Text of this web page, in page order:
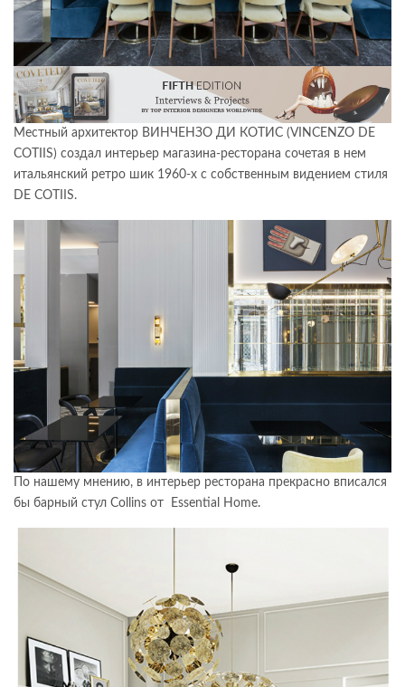
Местный архитектор ВИНЧЕНЗО ДИ КОТИС (VINCENZO DE
COTIIS) создал интерьер магазина-ресторана сочетая в нем
итальянский ретро шик 1960-х с собственным видением стиля
DE COTIIS.
По нашему мнению, в интерьер ресторана прекрасно вписался
бы барный стул Collins от Essential Home.